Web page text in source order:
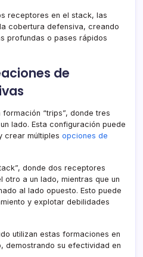
receptores en el stack, las
cobertura defensiva, creando
profundas o pases rápidos
de
“trips”, donde tres
lado. Esta configuración puede
crear múltiples opciones de
donde dos receptores
otro a un lado, mientras que un
al lado opuesto. Esto puede
y explotar debilidades
utilizan estas formaciones en
demostrando su efectividad en